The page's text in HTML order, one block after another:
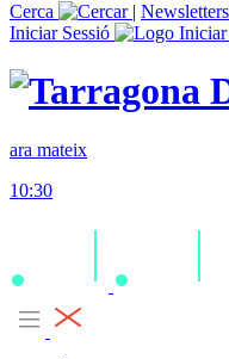
Cerca
| Newsletters
Iniciar Sessió
ara mateix
10:30